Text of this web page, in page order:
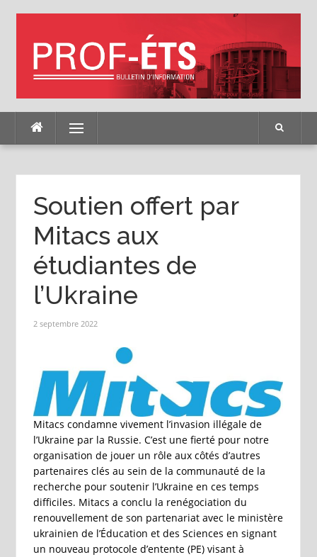
Menu
Soutien offert par
Mitacs aux
étudiantes de
l’Ukraine
2 septembre 2022
Mitacs condamne vivement l’invasion illégale de
l’Ukraine par la Russie. C’est une fierté pour notre
organisation de jouer un rôle aux côtés d’autres
partenaires clés au sein de la communauté de la
recherche pour soutenir l’Ukraine en ces temps
difficiles. Mitacs a conclu la renégociation du
renouvellement de son partenariat avec le ministère
ukrainien de l’Éducation et des Sciences en signant
un nouveau protocole d’entente (PE) visant à